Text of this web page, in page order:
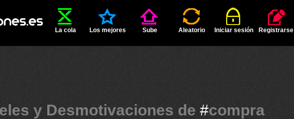
La cola Los mejores Sube Aleatorio Iniciar sesión Registrarse
y Desmotivaciones de #compra